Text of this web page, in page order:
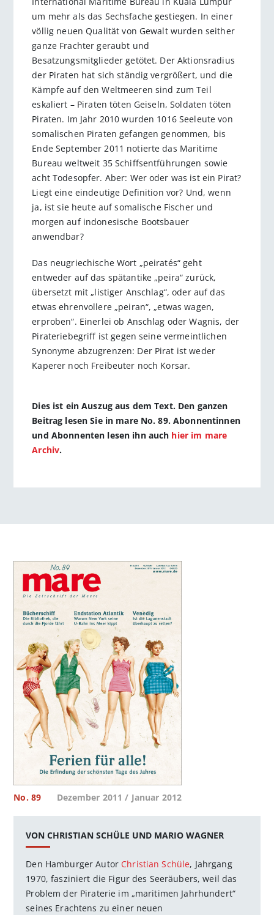
um mehr als das Sechsfache gestiegen. In einer
völlig neuen Qualität von Gewalt wurden seither
ganze Frachter geraubt und
Besatzungsmitglieder getötet. Der Aktionsradius
der Piraten hat sich ständig vergrößert, und die
Kämpfe auf den Weltmeeren sind zum Teil
eskaliert – Piraten töten Geiseln, Soldaten töten
Piraten. Im Jahr 2010 wurden 1016 Seeleute von
somalischen Piraten gefangen genommen, bis
Ende September 2011 notierte das Maritime
Bureau weltweit 35 Schiffsentführungen sowie
acht Todesopfer. Aber: Wer oder was ist ein Pirat?
Liegt eine eindeutige Definition vor? Und, wenn
ja, ist sie heute auf somalische Fischer und
morgen auf indonesische Bootsbauer
anwendbar?
Das neugriechische Wort „peiratés“ geht
entweder auf das spätantike „peira“ zurück,
übersetzt mit „listiger Anschlag“, oder auf das
etwas ehrenvollere „peiran“, „etwas wagen,
erproben“. Einerlei ob Anschlag oder Wagnis, der
Pirateriebegriff ist gegen seine vermeintlichen
Synonyme abzugrenzen: Der Pirat ist weder
Kaperer noch Freibeuter noch Korsar.
Dies ist ein Auszug aus dem Text. Den ganzen
Beitrag lesen Sie in mare No. 89. Abonnentinnen
und Abonnenten lesen ihn auch hier im mare
Archiv.
No. 89 Dezember 2011 / Januar 2012
VON CHRISTIAN SCHÜLE UND MARIO WAGNER
Den Hamburger Autor Christian Schüle, Jahrgang
1970, fasziniert die Figur des Seeräubers, weil das
Problem der Piraterie im „maritimen Jahrhundert“
seines Erachtens zu einer neuen